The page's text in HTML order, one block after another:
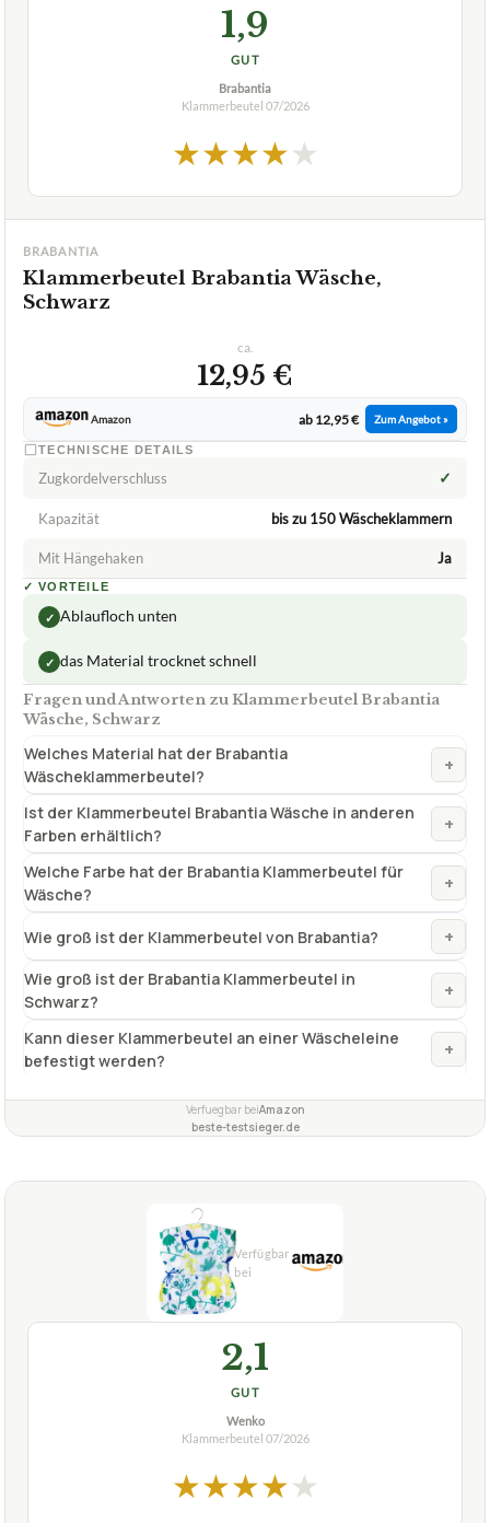
1,9
GUT
Brabantia
Klammerbeutel 07/2026
★★★★★
BRABANTIA
Klammerbeutel Brabantia Wäsche,
Schwarz
ca.
12,95 €
Amazon ab 12,95 € Zum Angebot »
TECHNISCHE DETAILS
Zugkordelverschluss ✓
Kapazität bis zu 150 Wäscheklammern
Mit Hängehaken Ja
✓ VORTEILE
✓ Ablaufloch unten
✓ das Material trocknet schnell
Fragen und Antworten zu Klammerbeutel Brabantia
Wäsche, Schwarz
Welches Material hat der Brabantia
Wäscheklammerbeutel?
+
Ist der Klammerbeutel Brabantia Wäsche in anderen
Farben erhältlich?
+
Welche Farbe hat der Brabantia Klammerbeutel für
Wäsche?
+
Wie groß ist der Klammerbeutel von Brabantia? +
Wie groß ist der Brabantia Klammerbeutel in
Schwarz?
+
Kann dieser Klammerbeutel an einer Wäscheleine
befestigt werden?
+
Verfuegbar beiAmazon
beste-testsieger.de
2,1
GUT
Wenko
Klammerbeutel 07/2026
★★★★★